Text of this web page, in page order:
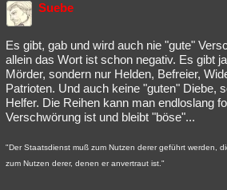
Suebe
Es gibt, gab und wird auch nie "gute"
allein das Wort ist schon negativ. Es gibt
Mörder, sondern nur Helden, Befreier,
Patrioten. Und auch keine "guten" Diebe,
Helfer. Die Reihen kann man endloslang
Verschwörung ist und bleibt "böse"...
"Der Staatsdienst muß zum Nutzen derer geführt werden,
zum Nutzen derer, denen er anvertraut ist."